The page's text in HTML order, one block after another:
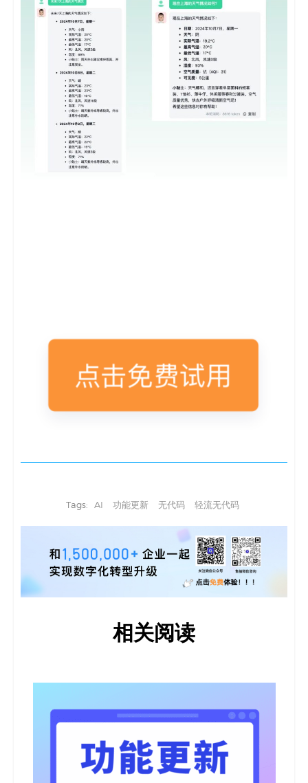
Tags: AI 功能更新 无代码 轻流无代码
相关阅读